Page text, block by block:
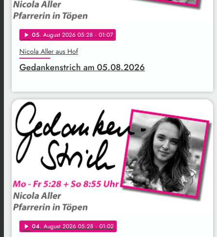
play_arrow 05. August 2026 05:28 · 01:07
Nicola Aller aus Hof
Gedankenstrich am 05.08.2026
play_arrow 04. August 2026 05:28 · 01:02